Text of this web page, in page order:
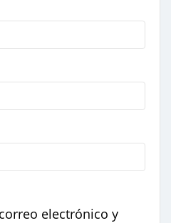
electrónico y